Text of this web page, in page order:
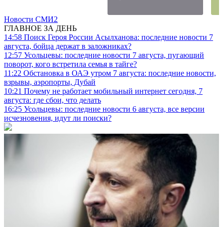
Новости СМИ2
ГЛАВНОЕ ЗА ДЕНЬ
14:58 Поиск Героя России Асылханова: последние новости 7
августа, бойца держат в заложниках?
12:57 Усольцевы: последние новости 7 августа, пугающий
поворот, кого встретила семья в тайге?
11:22 Обстановка в ОАЭ утром 7 августа: последние новости,
взрывы, аэропорты, Дубай
10:21 Почему не работает мобильный интернет сегодня, 7
августа: где сбои, что делать
16:25 Усольцевы: последние новости 6 августа, все версии
исчезновения, идут ли поиски?